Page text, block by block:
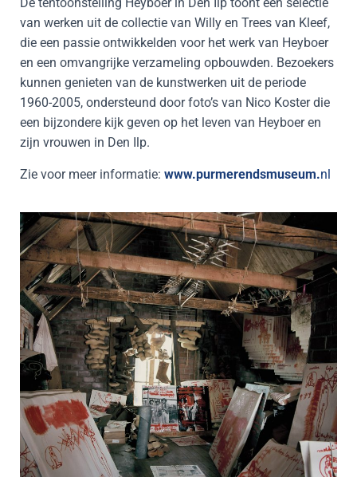
van werken uit de collectie van Willy en Trees van Kleef,
die een passie ontwikkelden voor het werk van Heyboer
en een omvangrijke verzameling opbouwden. Bezoekers
kunnen genieten van de kunstwerken uit de periode
1960-2005, ondersteund door foto’s van Nico Koster die
een bijzondere kijk geven op het leven van Heyboer en
zijn vrouwen in Den Ilp.
Zie voor meer informatie: www.purmerendsmuseum.nl